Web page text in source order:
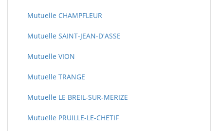
Mutuelle CHAMPFLEUR
Mutuelle SAINT-JEAN-D'ASSE
Mutuelle VION
Mutuelle TRANGE
Mutuelle LE BREIL-SUR-MERIZE
Mutuelle PRUILLE-LE-CHETIF